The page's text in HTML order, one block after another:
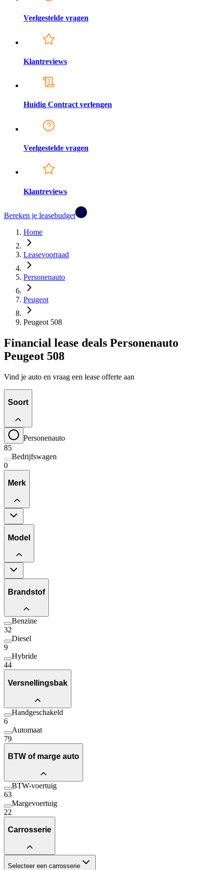
Veelgestelde vragen
Klantreviews
Huidig Contract verlengen
Veelgestelde vragen
Klantreviews
Bereken je leasebudget
Home
Leasevoorraad
Personenauto
Peugeot
Peugeot 508
Financial lease deals Personenauto
Peugeot 508
Vind je auto en vraag een lease offerte aan
Soort
Personenauto
85
Bedrijfswagen
0
Merk
Model
Brandstof
Benzine
32
Diesel
9
Hybride
44
Versnellingsbak
Handgeschakeld
6
Automaat
79
BTW of marge auto
BTW-voertuig
63
Margevoertuig
22
Carrosserie
Selecteer een carrosserie